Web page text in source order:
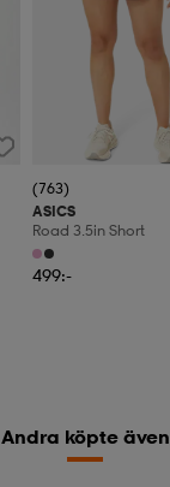
(763)
ASICS
Road 3.5in Short
499:-
Andra köpte även